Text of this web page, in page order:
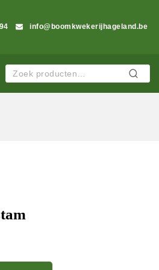
info@boomkwekerijhageland.be
Zoeken